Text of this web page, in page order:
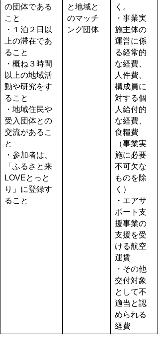
の団体である
こと
・１泊２日以
上の滞在であ
ること
・概ね３時間
以上の地域活
動や研究をす
ること
・地域住民や
受入団体との
交流があるこ
と
・参加者は、
「ふるさと来
LOVEとっと
り」に登録す
ること
と地域と
のマッチ
ング団体
く。
・事業実
施主体の
運営に係
る経常的
な経費、
人件費、
構成員に
対する個
人給付的
な経費、
食糧費
（事業実
施に必要
不可欠な
ものを除
く）
・エアサ
ポート支
援事業の
支援を受
ける航空
運賃
・その他
交付対象
として不
適当と認
められる
経費